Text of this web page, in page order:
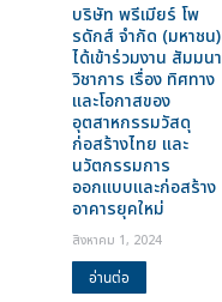
บริษัท พรีเมียร์ โพ
รดักส์ จำกัด (มหาชน)
ได้เข้าร่วมงาน สัมมนา
วิชาการ เรื่อง ทิศทาง
และโอกาสของ
อุตสาหกรรมวัสดุ
ก่อสร้างไทย และ
นวัตกรรมการ
ออกแบบและก่อสร้าง
อาคารยุคใหม่
สิงหาคม 1, 2024
อ่านต่อ